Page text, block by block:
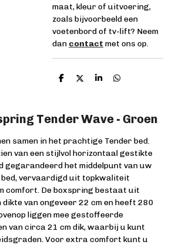
maat, kleur of uitvoering,
zoals bijvoorbeeld een
voetenbord of tv-lift? Neem
dan contact met ons op.
D
n
D
S
D
Tender Wave - Groen
samen in het prachtige Tender bed.
van een stijlvol horizontaal gestikte
gegarandeerd het middelpunt van uw
vervaardigd uit topkwaliteit
comfort. De boxspring bestaat uit
dikte van ongeveer 22 cm en heeft 280
liggen mee gestoffeerde
van circa 21 cm dik, waarbij u kunt
Voor extra comfort kunt u